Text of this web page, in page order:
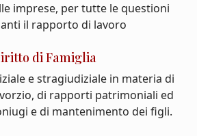
imprese, per tutte le questioni
il rapporto di lavoro
di Famiglia
e stragiudiziale in materia di
di rapporti patrimoniali ed
e di mantenimento dei figli.